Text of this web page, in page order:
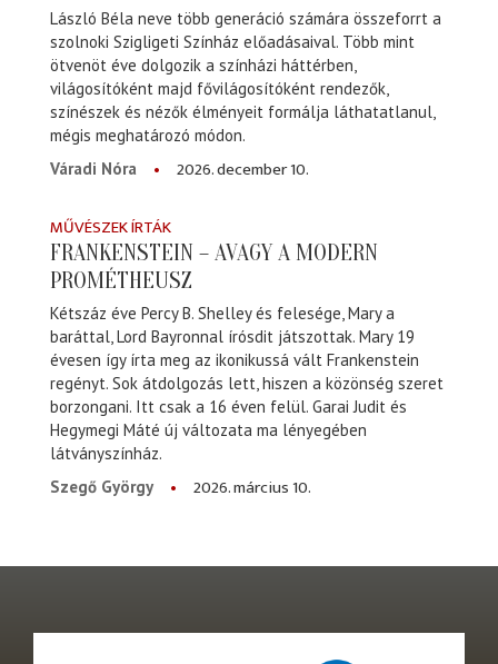
László Béla neve több generáció számára összeforrt a
szolnoki Szigligeti Színház előadásaival. Több mint
ötvenöt éve dolgozik a színházi háttérben,
világosítóként majd fővilágosítóként rendezők,
színészek és nézők élményeit formálja láthatatlanul,
mégis meghatározó módon.
Váradi Nóra
2026. december 10.
MŰVÉSZEK ÍRTÁK
FRANKENSTEIN – AVAGY A MODERN
PROMÉTHEUSZ
Kétszáz éve Percy B. Shelley és felesége, Mary a
baráttal, Lord Bayronnal írósdit játszottak. Mary 19
évesen így írta meg az ikonikussá vált Frankenstein
regényt. Sok átdolgozás lett, hiszen a közönség szeret
borzongani. Itt csak a 16 éven felül. Garai Judit és
Hegymegi Máté új változata ma lényegében
látványszínház.
Szegő György
2026. március 10.